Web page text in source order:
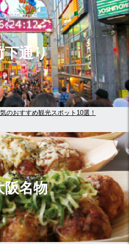
下通り
のおすすめ観光スポット10選！
阪名物